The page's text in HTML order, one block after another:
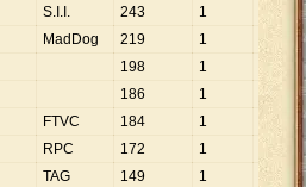
S.I.I. 243 1
243
MadDog 219 1
219
198 1
198
186 1
186
FTVC 184 1
184
RPC 172 1
TAG 149 1
149